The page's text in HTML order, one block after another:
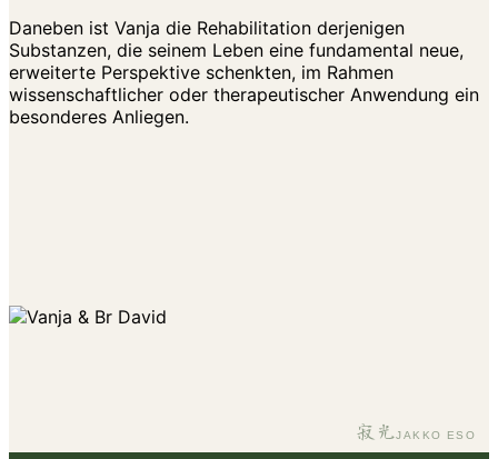
Daneben ist Vanja die Rehabilitation derjenigen
Substanzen, die seinem Leben eine fundamental neue,
erweiterte Perspektive schenkten, im Rahmen
wissenschaftlicher oder therapeutischer Anwendung ein
besonderes Anliegen.
寂光JAKKO ESO